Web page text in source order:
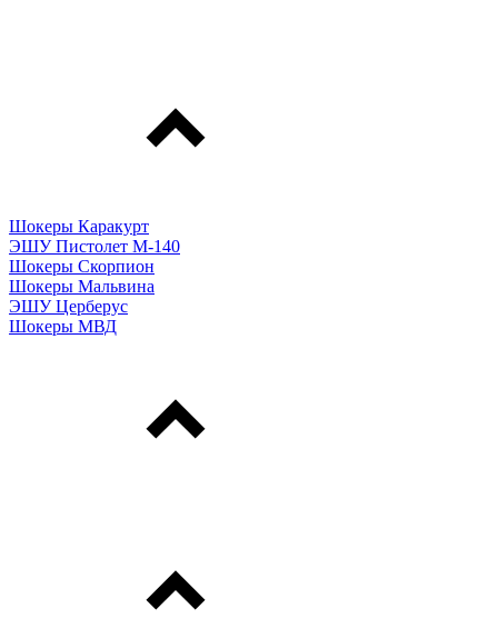
Шокеры Каракурт
ЭШУ Пистолет М-140
Шокеры Скорпион
Шокеры Мальвина
ЭШУ Церберус
Шокеры МВД